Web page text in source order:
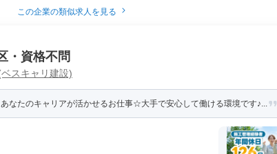
この企業の類似求人を見る
・資格不問
スキャリ建設)
なたのキャリアが活かせるお仕事☆大手で安心して働ける環境です♪...